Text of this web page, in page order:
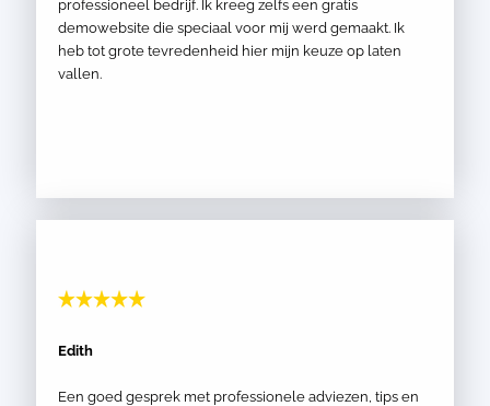
professioneel bedrijf. Ik kreeg zelfs een gratis
demowebsite die speciaal voor mij werd gemaakt. Ik
heb tot grote tevredenheid hier mijn keuze op laten
vallen.
Edith
Een goed gesprek met professionele adviezen, tips en